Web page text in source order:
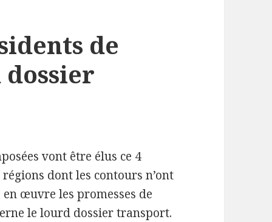
de
vont être élus ce 4
régions dont les contours n’ont
œuvre les promesses de
le lourd dossier transport.